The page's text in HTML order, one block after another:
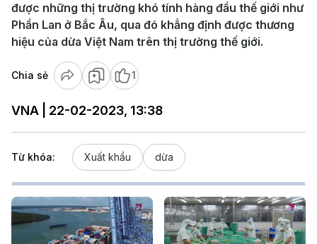
được những thị trường khó tính hàng đầu thế giới như
Phần Lan ở Bắc Âu, qua đó khẳng định được thương
hiệu của dừa Việt Nam trên thị trường thế giới.
Chia sẻ 1
VNA | 22-02-2023, 13:38
Từ khóa: Xuất khẩu dừa